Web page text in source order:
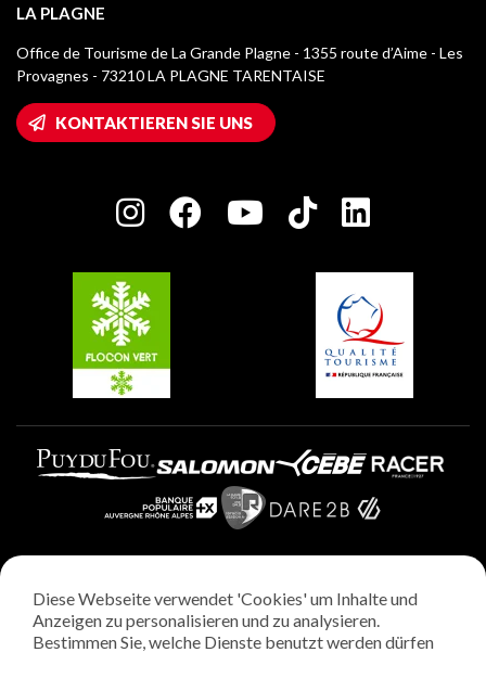
Kurtaxe
Mediathek
Logos La Plagne
Wifi-Zugang
Haus der Eigentümer
Charta der Engagierten Akteure
Montchavin - Les Coches
Champagny-en-Vanoise
Plagne 1800
Plagne Villages
Plagne Aime 2000
LA PLAGNE
Office de Tourisme de La Grande Plagne - 1355 route d’Aime - Les
Provagnes - 73210 LA PLAGNE TARENTAISE
KONTAKTIEREN SIE UNS
Rechtliche Hinweise
Datenschutzrichtlinie
Diese Webseite verwendet 'Cookies' um Inhalte und
Anzeigen zu personalisieren und zu analysieren.
Bestimmen Sie, welche Dienste benutzt werden dürfen